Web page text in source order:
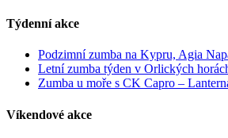
Týdenní akce
Podzimní zumba na Kypru, Agia
Letní zumba týden v Orlických
Zumba u moře s CK Capro –
Víkendové akce